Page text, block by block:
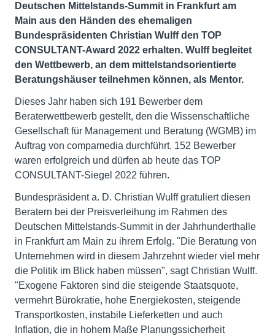
Deutschen Mittelstands-Summit in Frankfurt am
Main aus den Händen des ehemaligen
Bundespräsidenten Christian Wulff den TOP
CONSULTANT-Award 2022 erhalten. Wulff begleitet
den Wettbewerb, an dem mittelstandsorientierte
Beratungshäuser teilnehmen können, als Mentor.
Dieses Jahr haben sich 191 Bewerber dem
Beraterwettbewerb gestellt, den die Wissenschaftliche
Gesellschaft für Management und Beratung (WGMB) im
Auftrag von compamedia durchführt. 152 Bewerber
waren erfolgreich und dürfen ab heute das TOP
CONSULTANT-Siegel 2022 führen.
Bundespräsident a. D. Christian Wulff gratuliert diesen
Beratern bei der Preisverleihung im Rahmen des
Deutschen Mittelstands-Summit in der Jahrhunderthalle
in Frankfurt am Main zu ihrem Erfolg. "Die Beratung von
Unternehmen wird in diesem Jahrzehnt wieder viel mehr
die Politik im Blick haben müssen", sagt Christian Wulff.
"Exogene Faktoren sind die steigende Staatsquote,
vermehrt Bürokratie, hohe Energiekosten, steigende
Transportkosten, instabile Lieferketten und auch
Inflation, die in hohem Maße Planungssicherheit